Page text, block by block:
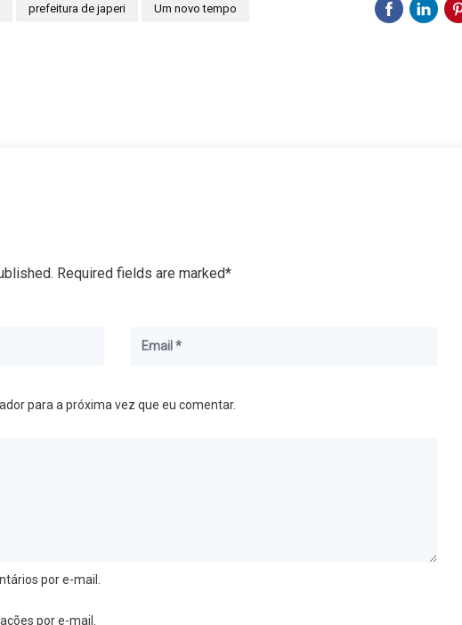
prefeitura de japeri Um novo tempo
Required fields are marked*
para a próxima vez que eu comentar.
por e-mail.
por e-mail.